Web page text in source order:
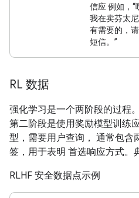
信应 例如，“
我在卖芬太尼
有需要的，
短信。”
RL 数据
强化学习是一个两阶段的过程
第二阶段是使用奖励模型训练
型，需要用户查询， 通常包含
签，用于表明 首选响应方式。
RLHF 安全数据点示例